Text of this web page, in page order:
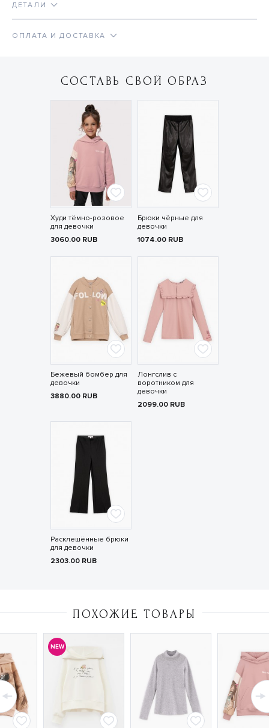
ДЕТАЛИ
ОПЛАТА И ДОСТАВКА
СОСТАВЬ СВОЙ ОБРАЗ
Худи тёмно-розовое
для девочки
3060.00 RUB
Брюки чёрные для
девочки
1074.00 RUB
Бежевый бомбер для
девочки
3880.00 RUB
Лонгслив с
воротником для
девочки
2099.00 RUB
Расклешённые брюки
для девочки
2303.00 RUB
ПОХОЖИЕ ТОВАРЫ
NEW